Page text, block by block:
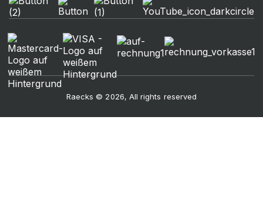
Raecks © 2026, All rights reserved